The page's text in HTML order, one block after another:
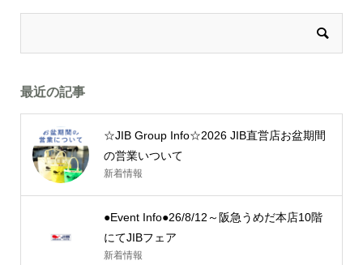
最近の記事
☆JIB Group Info☆2026 JIB直営店お盆期間
の営業いついて
新着情報
●Event Info●26/8/12～阪急うめだ本店10階
にてJIBフェア
新着情報